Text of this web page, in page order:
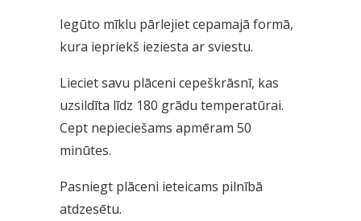
Iegūto mīklu pārlejiet cepamajā formā,
kura iepriekš ieziesta ar sviestu.
Lieciet savu plāceni cepeškrāsnī, kas
uzsildīta līdz 180 grādu temperatūrai.
Cept nepieciešams apmēram 50
minūtes.
Pasniegt plāceni ieteicams pilnībā
atdzesētu.